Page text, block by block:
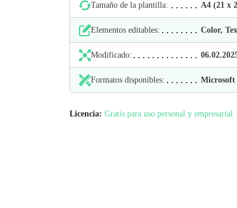
Tamaño de la plantilla: А4 (21 х
Elementos editables: Color,
Modificado:
Formatos disponibles: Microsoft
Licencia: Gratis para uso personal y empresarial